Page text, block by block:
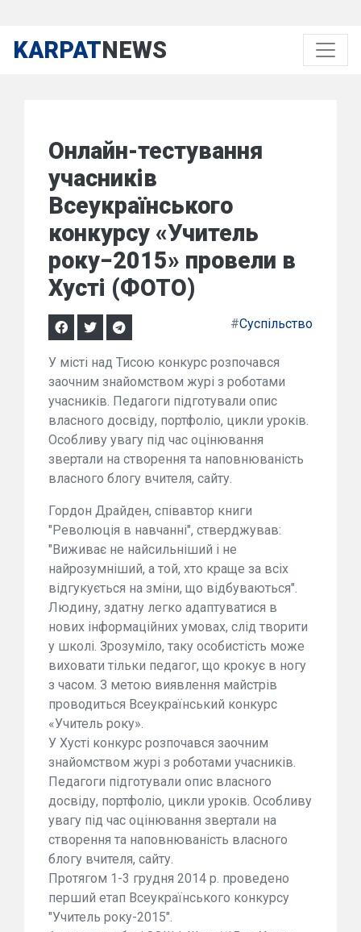
KARPATNEWS
Онлайн-тестування
учасників
Всеукраїнського
конкурсу «Учитель
року−2015» провели в
Хусті (ФОТО)
#Суспільство
У місті над Тисою конкурс розпочався
заочним знайомством журі з роботами
учасників. Педагоги підготували опис
власного досвіду, портфоліо, цикли уроків.
Особливу увагу під час оцінювання
звертали на створення та наповнюваність
власного блогу вчителя, сайту.
Гордон Драйден, співавтор книги
"Революція в навчанні", стверджував:
"Виживає не найсильніший і не
найрозумніший, а той, хто краще за всіх
відгукується на зміни, що відбуваються".
Людину, здатну легко адаптуватися в
нових інформаційних умовах, слід творити
у школі. Зрозуміло, таку особистість може
виховати тільки педагог, що крокує в ногу
з часом. З метою виявлення майстрів
проводиться Всеукраїнський конкурс
«Учитель року».
У Хусті конкурс розпочався заочним
знайомством журі з роботами учасників.
Педагоги підготували опис власного
досвіду, портфоліо, цикли уроків. Особливу
увагу під час оцінювання звертали на
створення та наповнюваність власного
блогу вчителя, сайту.
Протягом 1-3 грудня 2014 р. проведено
перший етап Всеукраїнського конкурсу
"Учитель року-2015".